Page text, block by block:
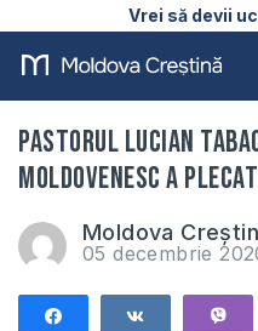
Vrei să devii
Pastorul Lucian
Moldovenesc a
Moldova
05 decembrie